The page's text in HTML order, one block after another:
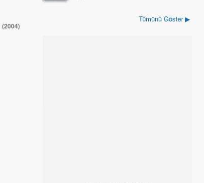
(2004)
Tümünü Göster ▶